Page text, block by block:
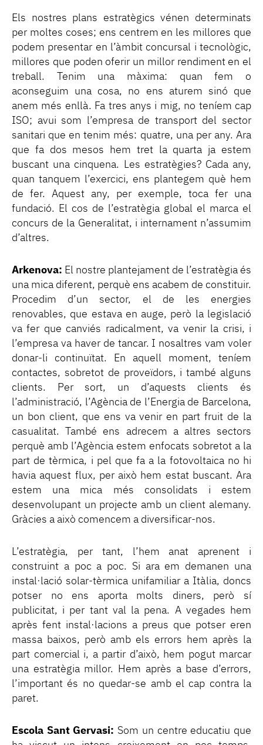
Els nostres plans estratègics vénen determinats
per moltes coses; ens centrem en les millores que
podem presentar en l’àmbit concursal i tecnològic,
millores que poden oferir un millor rendiment en el
treball. Tenim una màxima: quan fem o
aconseguim una cosa, no ens aturem sinó que
anem més enllà. Fa tres anys i mig, no teníem cap
ISO; avui som l’empresa de transport del sector
sanitari que en tenim més: quatre, una per any. Ara
que fa dos mesos hem tret la quarta ja estem
buscant una cinquena. Les estratègies? Cada any,
quan tanquem l’exercici, ens plantegem què hem
de fer. Aquest any, per exemple, toca fer una
fundació. El cos de l’estratègia global el marca el
concurs de la Generalitat, i internament n’assumim
d’altres.
Arkenova: El nostre plantejament de l’estratègia és
una mica diferent, perquè ens acabem de constituir.
Procedim d’un sector, el de les energies
renovables, que estava en auge, però la legislació
va fer que canviés radicalment, va venir la crisi, i
l’empresa va haver de tancar. I nosaltres vam voler
donar-li continuïtat. En aquell moment, teníem
contactes, sobretot de proveïdors, i també alguns
clients. Per sort, un d’aquests clients és
l’administració, l’Agència de l’Energia de Barcelona,
un bon client, que ens va venir en part fruit de la
casualitat. També ens adrecem a altres sectors
perquè amb l’Agència estem enfocats sobretot a la
part de tèrmica, i pel que fa a la fotovoltaica no hi
havia aquest flux, per això hem estat buscant. Ara
estem una mica més consolidats i estem
desenvolupant un projecte amb un client alemany.
Gràcies a això comencem a diversificar-nos.
L’estratègia, per tant, l’hem anat aprenent i
construint a poc a poc. Si ara em demanen una
instal·lació solar-tèrmica unifamiliar a Itàlia, doncs
potser no ens aporta molts diners, però sí
publicitat, i per tant val la pena. A vegades hem
après fent instal·lacions a preus que potser eren
massa baixos, però amb els errors hem après la
part comercial i, a partir d’això, hem pogut marcar
una estratègia millor. Hem après a base d’errors,
l’important és no quedar-se amb el cap contra la
paret.
Escola Sant Gervasi: Som un centre educatiu que